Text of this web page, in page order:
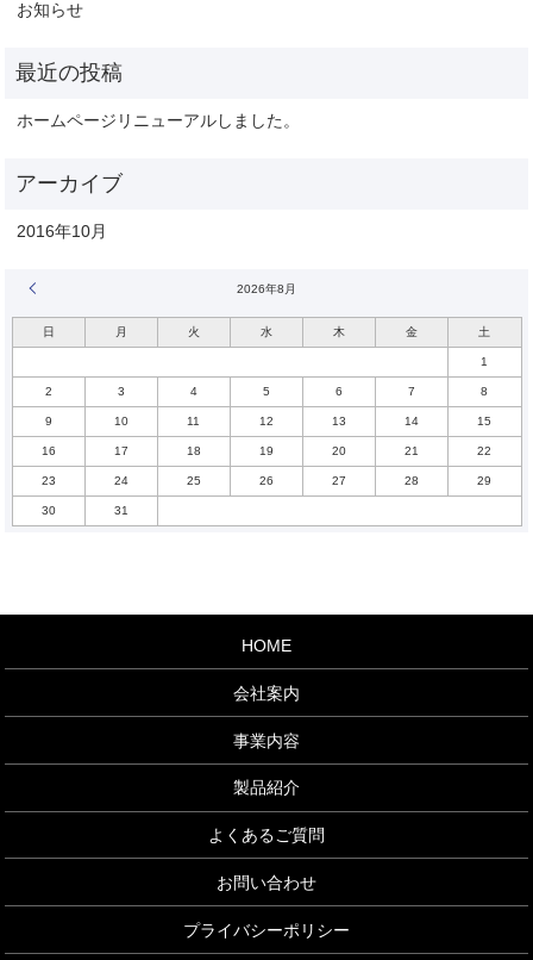
お知らせ
ホームページリニューアルしました。
2016年10月
2026年8月
日 月 火 水 木 金 土
1
2 3 4 5 6 7 8
9 10 11 12 13 14 15
16 17 18 19 20 21 22
23 24 25 26 27 28 29
30 31
HOME
会社案内
事業内容
製品紹介
よくあるご質問
お問い合わせ
プライバシーポリシー